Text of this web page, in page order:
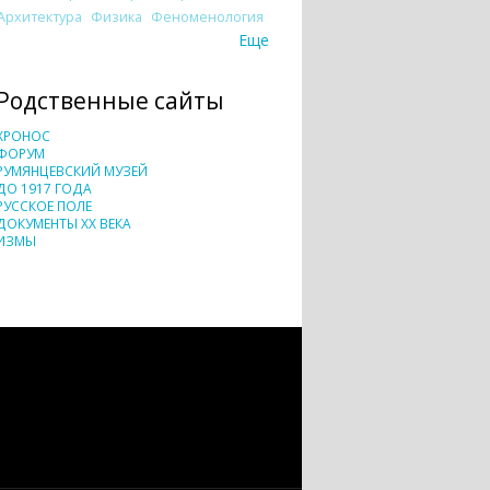
Физика Феноменология
Еще
сайты
МУЗЕЙ
1917 ГОДА
ПОЛЕ
XX ВЕКА